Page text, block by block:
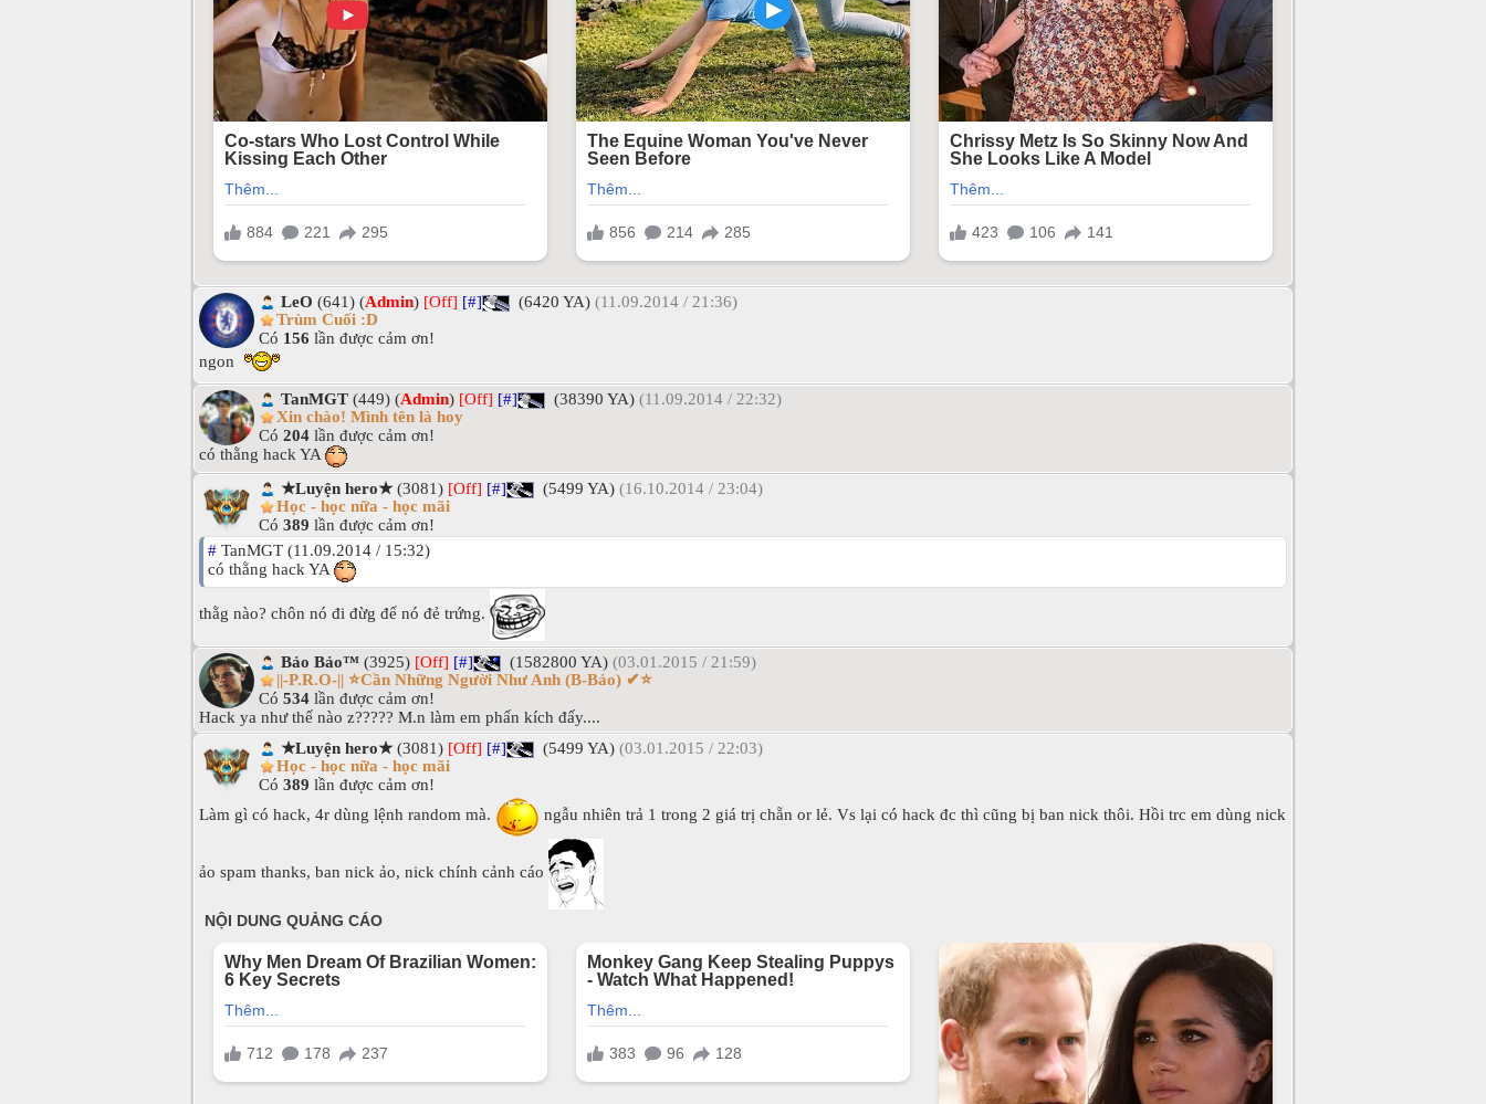
LeO (641) (Admin) [Off] [#] (6420 YA) (11.09.2014 / 21:36)
Trùm Cuối :D
Có 156 lần được cảm ơn!
ngon
TanMGT (449) (Admin) [Off] [#] (38390 YA) (11.09.2014 / 22:32)
Xin chào! Mình tên là hoy
Có 204 lần được cảm ơn!
có thằng hack YA
★Luyện hero★(3081) [Off] [#] (5499 YA) (16.10.2014 / 23:04)
Học - học nữa - học mãi
Có 389 lần được cảm ơn!
# TanMGT (11.09.2014 / 15:32)
có thằng hack YA
thằg nào? chôn nó đi đừg để nó đẻ trứng.
Bảo Bảo™ (3925) [Off] [#] (1582800 YA) (03.01.2015 / 21:59)
||-P.R.O-|| ⭐Cần Những Người Như Anh (B-Bảo) ✔⭐
Có 534 lần được cảm ơn!
Hack ya như thế nào z????? M.n làm em phấn kích đấy....
★Luyện hero★(3081) [Off] [#] (5499 YA) (03.01.2015 / 22:03)
Học - học nữa - học mãi
Có 389 lần được cảm ơn!
Làm gì có hack, 4r dùng lệnh random mà.
ngẫu nhiên trả 1 trong 2 giá trị chẵn or lẻ. Vs lại có hack đc thì cũng bị ban nick thôi. Hồi trc em dùng nick
ảo spam thanks, ban nick ảo, nick chính cảnh cáo